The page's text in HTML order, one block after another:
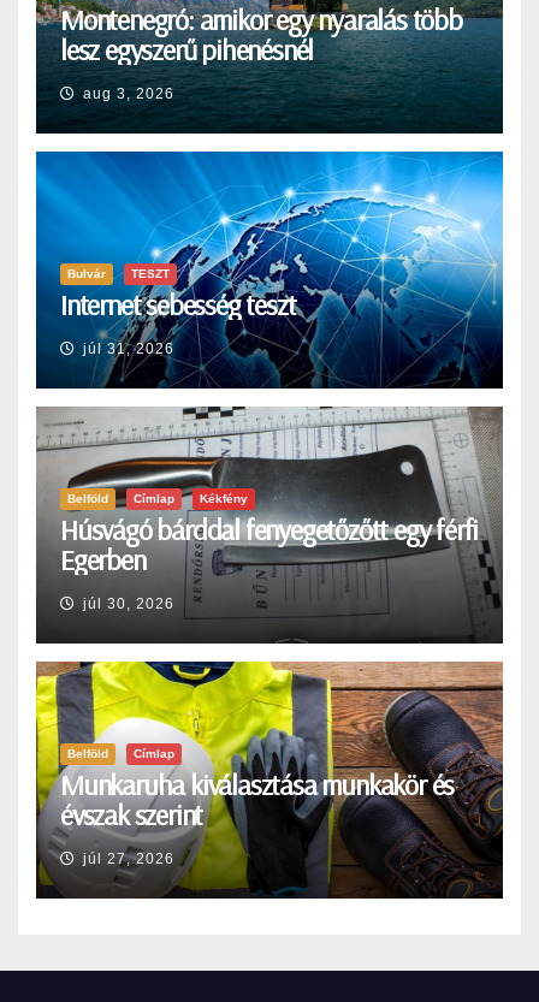
Montenegró: amikor egy nyaralás több
lesz egyszerű pihenésnél
aug 3, 2026
Bulvár TESZT
Internet sebesség teszt
júl 31, 2026
Belföld Címlap Kékfény
Húsvágó bárddal fenyegetőzőtt egy férfi
Egerben
júl 30, 2026
Belföld Címlap
Munkaruha kiválasztása munkakör és
évszak szerint
júl 27, 2026